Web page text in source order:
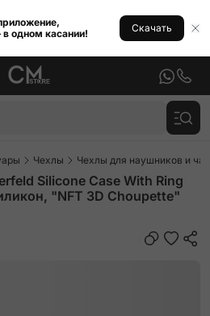
одном касании!
Скачать
Чехлы Чехлы для наушников и
Silicone Case With Ring
"NFT 3D Choupette"